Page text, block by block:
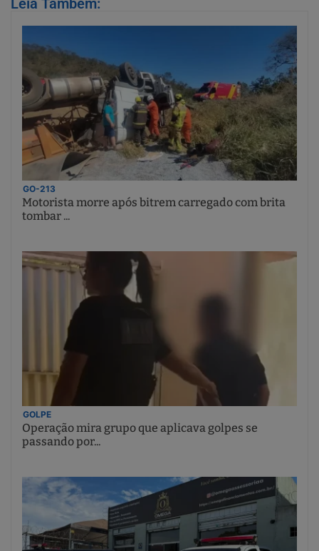
Leia Também:
GO-213
Motorista morre após bitrem carregado com brita
tombar ...
GOLPE
Operação mira grupo que aplicava golpes se
passando por...